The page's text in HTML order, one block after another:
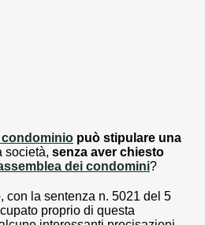
può stipulare una
società, senza aver chiesto
dei condomini?
con la sentenza n. 5021 del 5
proprio di questa